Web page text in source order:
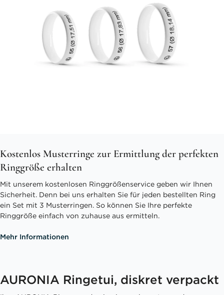
Kostenlos Musterringe zur Ermittlung der perfekten
Ringgröße erhalten
Mit unserem kostenlosen Ringgrößenservice geben wir Ihnen
Sicherheit. Denn bei uns erhalten Sie für jeden bestellten Ring
ein Set mit 3 Musterringen. So können Sie Ihre perfekte
Ringgröße einfach von zuhause aus ermitteln.
Mehr Informationen
AURONIA Ringetui, diskret verpackt